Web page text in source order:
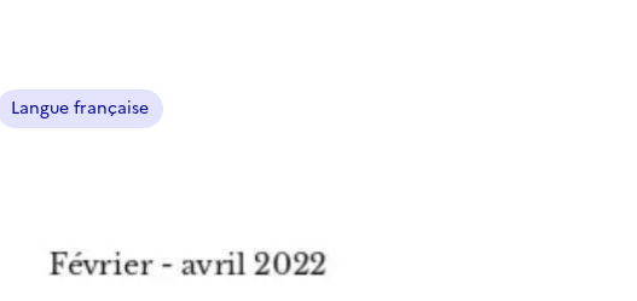
Langue française